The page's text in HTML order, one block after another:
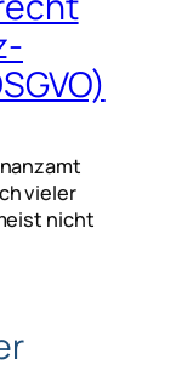
vieler
nicht